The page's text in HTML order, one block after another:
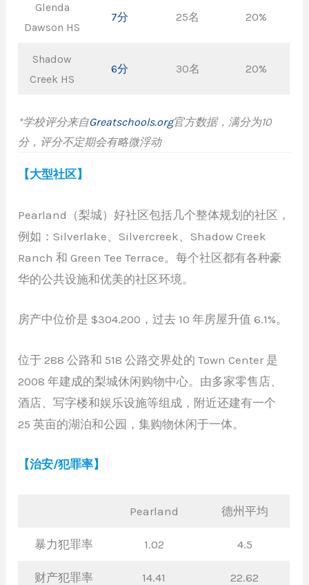
Glenda
Dawson HS
7分 25名 20%
Shadow
Creek HS
6分 30名 20%
*学校评分来自Greatschools.org官方数据，满分为10
分， 评分不定期会有略微浮动
【大型社区】
Pearland（梨城）好社区包括几个整体规划的社区，
例如：Silverlake、Silvercreek、Shadow Creek
Ranch 和 Green Tee Terrace。每个社区都有各种豪
华的公共设施和优美的社区环境。
房产中位价是 $304.200，过去 10 年房屋升值 6.1%。
位于 288 公路和 518 公路交界处的 Town Center 是
2008 年建成的梨城休闲购物中心。由多家零售店、
酒店、写字楼和娱乐设施等组成，附近还建有一个
25 英亩的湖泊和公园，集购物休闲于一体。
【治安/犯罪率】
Pearland 德州平均
暴力犯罪率 1.02 4.5
财产犯罪率 14.41 22.62